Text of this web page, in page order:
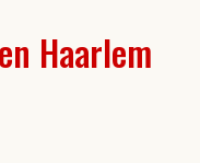
Haarlem